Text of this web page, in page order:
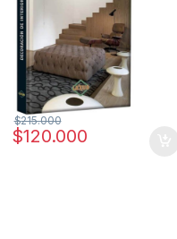
$120.000
$215.000